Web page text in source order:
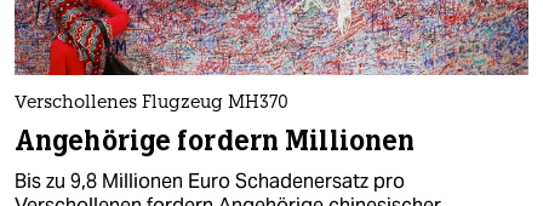
Verschollenes Flugzeug MH370
Angehörige fordern Millionen
Bis zu 9,8 Millionen Euro Schadenersatz pro